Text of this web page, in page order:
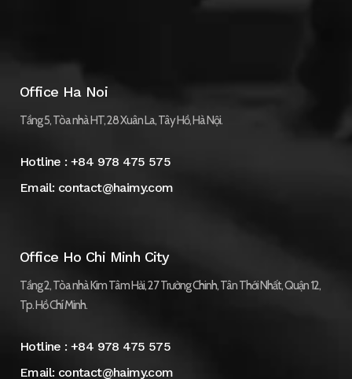
Office Ha Noi
Tầng 5, Tòa nhà HT, 28 Xuân La, Tây Hồ, Hà Nội.
Hotline :+84 978 475 575
Email: contact@haimy.com
Office Ho Chi Minh City
Tầng 2, Tòa nhà Kim Tâm Hải, 27 Trường Chinh, Tân Thới Nhất, Quận 12,
Tp. Hồ Chí Minh.
Hotline :+84 978 475 575
Email: contact@haimy.com